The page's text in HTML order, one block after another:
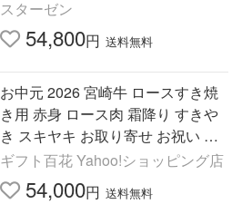
牛 焼肉 BBQ バーベキュー 結婚式
景品 爆買
スターゼン
54,800円 送料無料
お中元 2026 宮崎牛 ロースすき焼
き用 赤身 ロース肉 霜降り すきや
き スキヤキ お取り寄せ お祝い 詰
め合せ 食品 プレゼント 送料無料
SK1343 御中元
ギフト百花 Yahoo!ショッピング店
54,000円 送料無料